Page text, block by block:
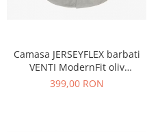
Camasa JERSEYFLEX barbati
VENTI ModernFit oliv
dungulite
399,00 RON